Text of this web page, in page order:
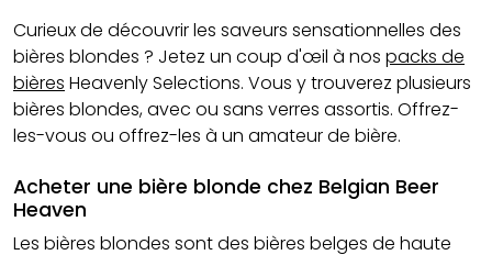
Curieux de découvrir les saveurs sensationnelles des
bières blondes ? Jetez un coup d'œil à nos packs de
bières Heavenly Selections. Vous y trouverez plusieurs
bières blondes, avec ou sans verres assortis. Offrez-
les-vous ou offrez-les à un amateur de bière.
Acheter une bière blonde chez Belgian Beer
Heaven
Les bières blondes sont des bières belges de haute